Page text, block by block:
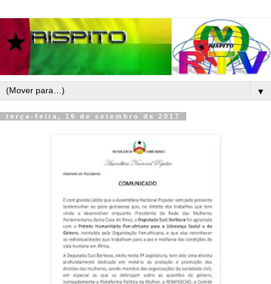
▼
terça-feira, 19 de setembro de 2017